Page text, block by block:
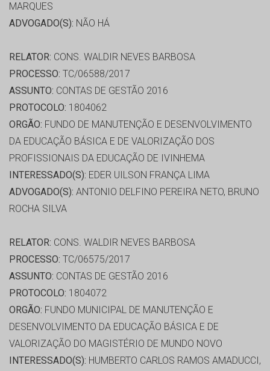
MARQUES
ADVOGADO(S): NÃO HÁ
RELATOR: CONS. WALDIR NEVES BARBOSA
PROCESSO: TC/06588/2017
ASSUNTO: CONTAS DE GESTÃO 2016
PROTOCOLO: 1804062
ORGÃO: FUNDO DE MANUTENÇÃO E DESENVOLVIMENTO
DA EDUCAÇÃO BÁSICA E DE VALORIZAÇÃO DOS
PROFISSIONAIS DA EDUCAÇÃO DE IVINHEMA
INTERESSADO(S): EDER UILSON FRANÇA LIMA
ADVOGADO(S): ANTONIO DELFINO PEREIRA NETO, BRUNO
ROCHA SILVA
RELATOR: CONS. WALDIR NEVES BARBOSA
PROCESSO: TC/06575/2017
ASSUNTO: CONTAS DE GESTÃO 2016
PROTOCOLO: 1804072
ORGÃO: FUNDO MUNICIPAL DE MANUTENÇÃO E
DESENVOLVIMENTO DA EDUCAÇÃO BÁSICA E DE
VALORIZAÇÃO DO MAGISTÉRIO DE MUNDO NOVO
INTERESSADO(S): HUMBERTO CARLOS RAMOS AMADUCCI,